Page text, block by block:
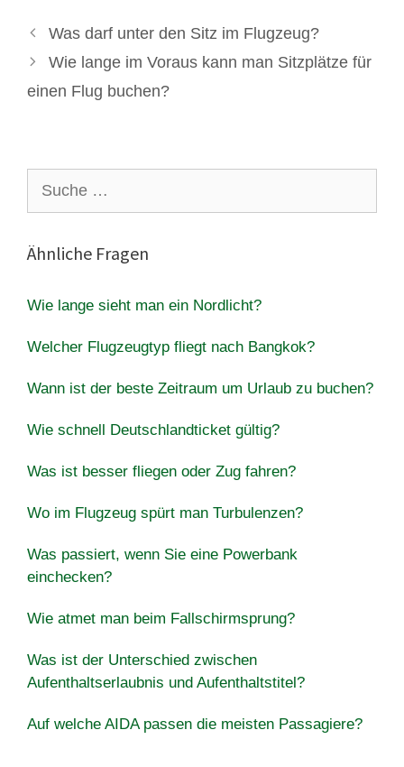
Was darf unter den Sitz im Flugzeug?
Wie lange im Voraus kann man Sitzplätze für
einen Flug buchen?
nach:
Ähnliche Fragen
Wie lange sieht man ein Nordlicht?
Welcher Flugzeugtyp fliegt nach Bangkok?
Wann ist der beste Zeitraum um Urlaub zu buchen?
Wie schnell Deutschlandticket gültig?
Was ist besser fliegen oder Zug fahren?
Wo im Flugzeug spürt man Turbulenzen?
Was passiert, wenn Sie eine Powerbank
einchecken?
Wie atmet man beim Fallschirmsprung?
Was ist der Unterschied zwischen
Aufenthaltserlaubnis und Aufenthaltstitel?
Auf welche AIDA passen die meisten Passagiere?